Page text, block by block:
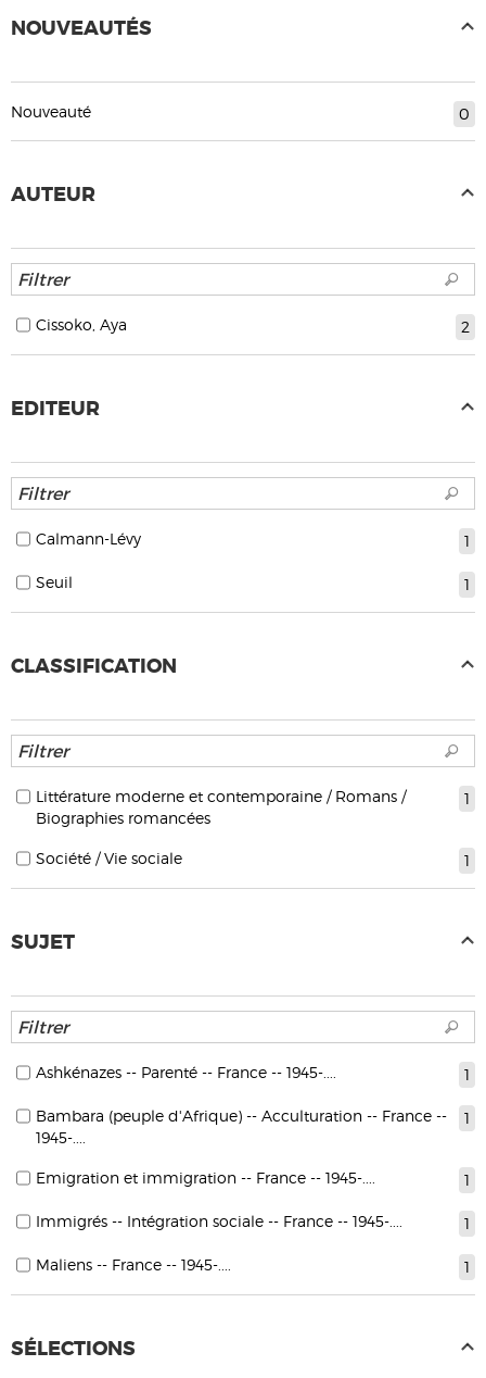
NOUVEAUTÉS
0
Nouveauté
AUTEUR
2
Cissoko, Aya
EDITEUR
1
Calmann-Lévy
1
Seuil
CLASSIFICATION
1
Littérature moderne et contemporaine / Romans /
Biographies romancées
1
Société / Vie sociale
SUJET
1
Ashkénazes -- Parenté -- France -- 1945-....
1
Bambara (peuple d'Afrique) -- Acculturation -- France --
1945-....
1
Emigration et immigration -- France -- 1945-....
1
Immigrés -- Intégration sociale -- France -- 1945-....
1
Maliens -- France -- 1945-....
SÉLECTIONS